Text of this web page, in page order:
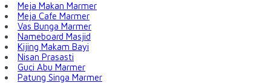
Meja Makan Marmer
Meja Cafe Marmer
Vas Bunga Marmer
Nameboard Masjid
Kijing Makam Bayi
Nisan Prasasti
Guci Abu Marmer
Patung Singa Marmer